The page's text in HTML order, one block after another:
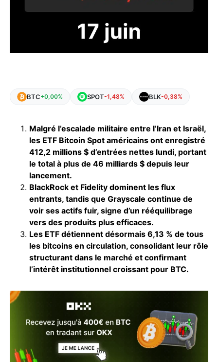
BTC+0,00% SPOT-1,48% BLK-0,38%
Malgré l’escalade militaire entre l’Iran et Israël,
les ETF Bitcoin Spot américains ont enregistré
412,2 millions $ d’entrées nettes lundi, portant
le total à plus de 46 milliards $ depuis leur
lancement.
BlackRock et Fidelity dominent les flux
entrants, tandis que Grayscale continue de
voir ses actifs fuir, signe d’un rééquilibrage
vers des produits plus efficaces.
Les ETF détiennent désormais 6,13 % de tous
les bitcoins en circulation, consolidant leur rôle
structurant dans le marché et confirmant
l’intérêt institutionnel croissant pour BTC.